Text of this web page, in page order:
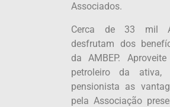
Associados.
Cerca de 33 mil
desfrutam dos
da AMBEP.
petroleiro da ativa,
pensionista as
pela Associação